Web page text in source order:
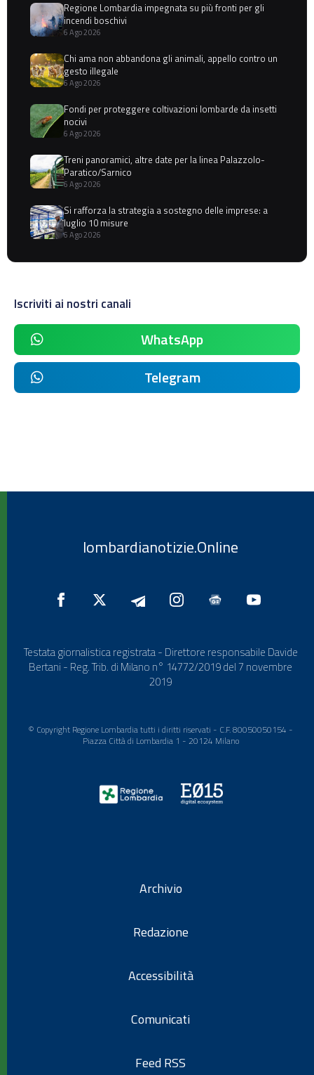
Regione Lombardia impegnata su più fronti per gli
incendi boschivi
6 Ago 2026
Chi ama non abbandona gli animali, appello contro un
gesto illegale
6 Ago 2026
Fondi per proteggere coltivazioni lombarde da insetti
nocivi
6 Ago 2026
Treni panoramici, altre date per la linea Palazzolo-
Paratico/Sarnico
6 Ago 2026
Si rafforza la strategia a sostegno delle imprese: a
luglio 10 misure
6 Ago 2026
Iscriviti ai nostri canali
WhatsApp
Telegram
lombardianotizie.Online
Testata giornalistica registrata - Direttore responsabile Davide
Bertani - Reg. Trib. di Milano n° 14772/2019 del 7 novembre
2019
© Copyright Regione Lombardia tutti i diritti riservati - C.F. 80050050154 -
Piazza Città di Lombardia 1 - 20124 Milano
Archivio
Redazione
Accessibilità
Comunicati
Feed RSS